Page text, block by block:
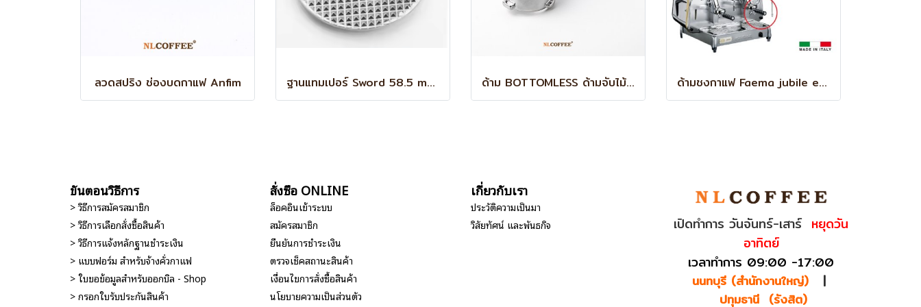
ลวดสปริง ช่องบดกาแฟ Anfim ฐานแทมเปอร์ Sword 58.5 mm (Waffle) ด้าม BOTTOMLESS ด้ามจับไม้ BREVILLE BES878/870 ด้ามชงกาแฟ Faema jubile e61
ขั้นตอนวิธีการ
> วิธีการสมัครสมาชิก
> วิธีการเลือกสั่งซื้อสินค้า
> วิธีการแจ้งหลักฐานชำระเงิน
> แบบฟอร์ม สำหรับจ้างคั่วกาแฟ
> ใบขอข้อมูลสำหรับออกบิล - Shop
> กรอกใบรับประกันสินค้า
สั่งซื้อ ONLINE
ล็อคอินเข้าระบบ
สมัครสมาชิก
ยืนยันการชำระเงิน
ตรวจเช็คสถานะสินค้า
เงื่อนไขการสั่งซื้อสินค้า
นโยบายความเป็นส่วนตัว
เกี่ยวกับเรา
ประวัติความเป็นมา
วิสัยทัศน์ และพันธกิจ
เปิดทำการ วันจันทร์-เสาร์ หยุดวัน
อาทิตย์
เวลาทำการ 09:00 -17:00
นนทบุรี (สำนักงานใหญ่) |
ปทุมธานี (รังสิต)